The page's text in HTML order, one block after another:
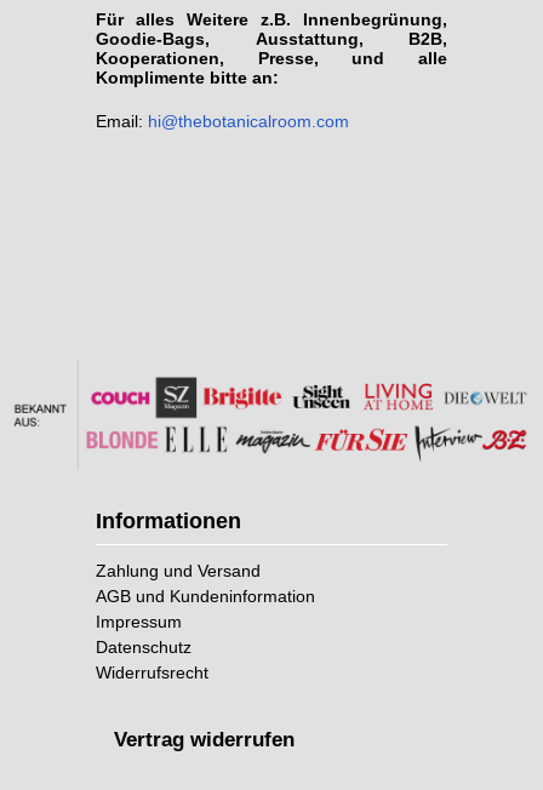
Für alles Weitere z.B. Innenbegrünung,
Goodie-Bags, Ausstattung, B2B,
Kooperationen, Presse, und alle
Komplimente bitte an:
Email: hi@thebotanicalroom.com
Informationen
Zahlung und Versand
AGB und Kundeninformation
Impressum
Datenschutz
Widerrufsrecht
Vertrag widerrufen